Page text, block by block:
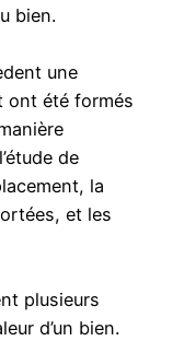
bien.
une
ont été formés
de
la
et les
plusieurs
d’un bien.